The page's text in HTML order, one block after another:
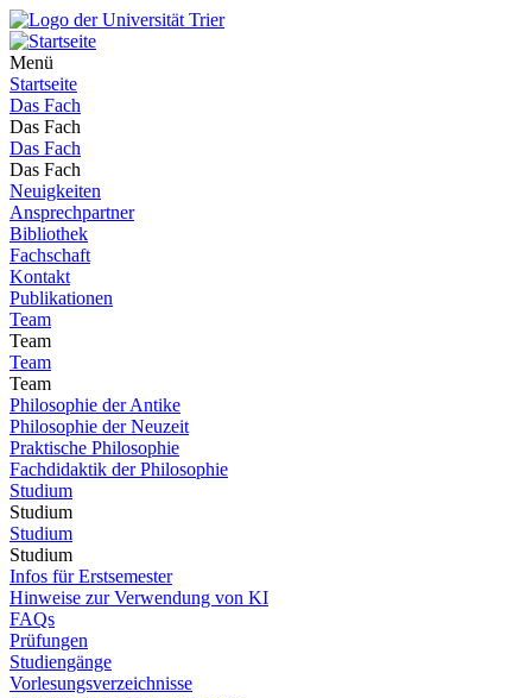
Menü
Startseite
Das Fach
Das Fach
Das Fach
Das Fach
Neuigkeiten
Ansprechpartner
Bibliothek
Fachschaft
Kontakt
Publikationen
Team
Team
Team
Team
Philosophie der Antike
Philosophie der Neuzeit
Praktische Philosophie
Fachdidaktik der Philosophie
Studium
Studium
Studium
Studium
Infos für Erstsemester
Hinweise zur Verwendung von KI
FAQs
Prüfungen
Studiengänge
Vorlesungsverzeichnisse